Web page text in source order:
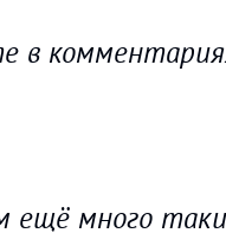
в
ещё много